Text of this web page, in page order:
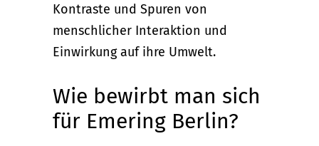
Kontraste und Spuren von
menschlicher Interaktion und
Einwirkung auf ihre Umwelt.
Wie bewirbt man sich
für Emering Berlin?